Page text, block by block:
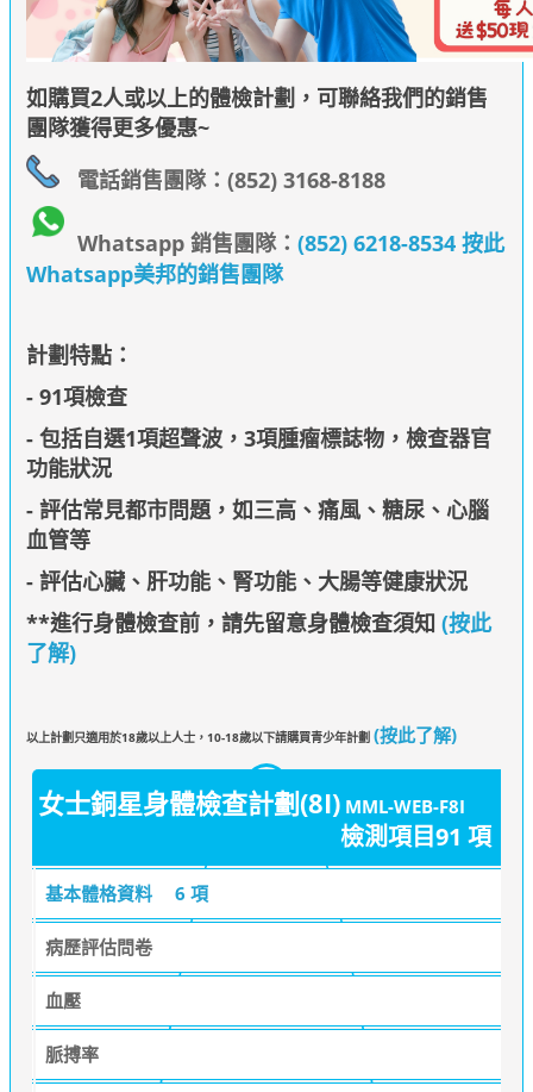
如購買2人或以上的體檢計劃，可聯絡我們的銷售
團隊獲得更多優惠~
電話銷售團隊：(852) 3168-8188
Whatsapp 銷售團隊：(852) 6218-8534 按此
Whatsapp美邦的銷售團隊
計劃特點：
- 91項檢查
- 包括自選1項超聲波，3項腫瘤標誌物，檢查器官
功能狀況
- 評估常見都市問題，如三高、痛風、糖尿、心腦
血管等
- 評估心臟、肝功能、腎功能、大腸等健康狀況
**進行身體檢查前，請先留意身體檢查須知 (按此
了解)
以上計劃只適用於18歲以上人士，10-18歲以下請購買青少年計劃 (按此了解)
女士銅星身體檢查計劃(8I) MML-WEB-F8I
檢測項目91 項
基本體格資料 6 項
病歷評估問卷
血壓
脈搏率